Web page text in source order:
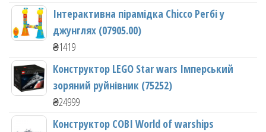
Інтерактивна пірамідка Chicco Регбі у
джунглях (07905.00)
₴1419
Конструктор LEGO Star wars Імперський
зоряний руйнівник (75252)
₴24999
Конструктор COBI World of warships